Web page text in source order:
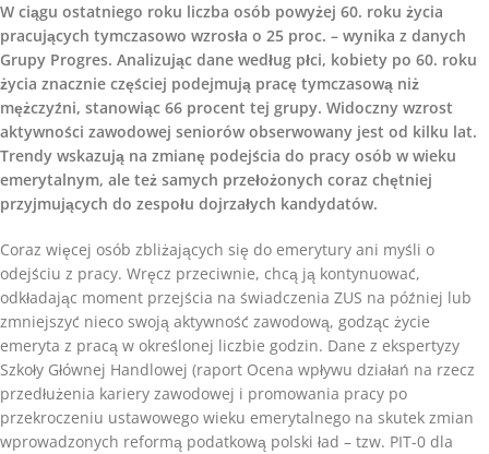
W ciągu ostatniego roku liczba osób powyżej 60. roku życia
pracujących tymczasowo wzrosła o 25 proc. – wynika z danych
Grupy Progres. Analizując dane według płci, kobiety po 60. roku
życia znacznie częściej podejmują pracę tymczasową niż
mężczyźni, stanowiąc 66 procent tej grupy. Widoczny wzrost
aktywności zawodowej seniorów obserwowany jest od kilku lat.
Trendy wskazują na zmianę podejścia do pracy osób w wieku
emerytalnym, ale też samych przełożonych coraz chętniej
przyjmujących do zespołu dojrzałych kandydatów.
Coraz więcej osób zbliżających się do emerytury ani myśli o
odejściu z pracy. Wręcz przeciwnie, chcą ją kontynuować,
odkładając moment przejścia na świadczenia ZUS na później lub
zmniejszyć nieco swoją aktywność zawodową, godząc życie
emeryta z pracą w określonej liczbie godzin. Dane z ekspertyzy
Szkoły Głównej Handlowej (raport Ocena wpływu działań na rzecz
przedłużenia kariery zawodowej i promowania pracy po
przekroczeniu ustawowego wieku emerytalnego na skutek zmian
wprowadzonych reformą podatkową polski ład – tzw. PIT-0 dla